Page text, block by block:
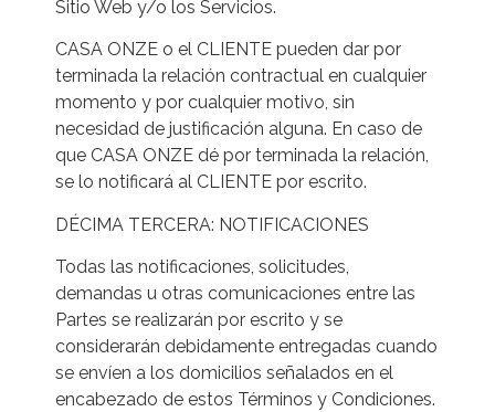
Sitio Web y/o los Servicios.
CASA ONZE o el CLIENTE pueden dar por
terminada la relación contractual en cualquier
momento y por cualquier motivo, sin
necesidad de justificación alguna. En caso de
que CASA ONZE dé por terminada la relación,
se lo notificará al CLIENTE por escrito.
DÉCIMA TERCERA: NOTIFICACIONES
Todas las notificaciones, solicitudes,
demandas u otras comunicaciones entre las
Partes se realizarán por escrito y se
considerarán debidamente entregadas cuando
se envíen a los domicilios señalados en el
encabezado de estos Términos y Condiciones.